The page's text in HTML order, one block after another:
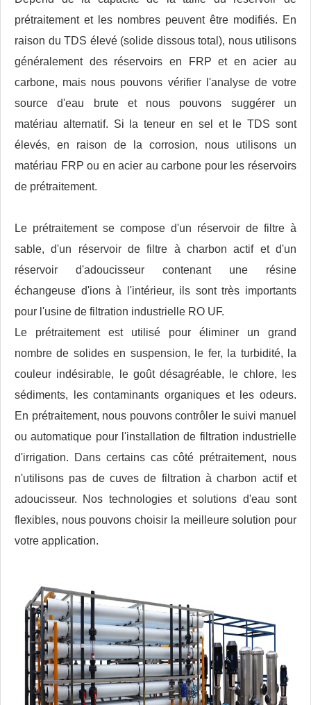
prétraitement et les nombres peuvent être modifiés. En
raison du TDS élevé (solide dissous total), nous utilisons
généralement des réservoirs en FRP et en acier au
carbone, mais nous pouvons vérifier l'analyse de votre
source d'eau brute et nous pouvons suggérer un
matériau alternatif. Si la teneur en sel et le TDS sont
élevés, en raison de la corrosion, nous utilisons un
matériau FRP ou en acier au carbone pour les réservoirs
de prétraitement.
Le prétraitement se compose d'un réservoir de filtre à
sable, d'un réservoir de filtre à charbon actif et d'un
réservoir d'adoucisseur contenant une résine
échangeuse d'ions à l'intérieur, ils sont très importants
pour l'usine de filtration industrielle RO UF.
Le prétraitement est utilisé pour éliminer un grand
nombre de solides en suspension, le fer, la turbidité, la
couleur indésirable, le goût désagréable, le chlore, les
sédiments, les contaminants organiques et les odeurs.
En prétraitement, nous pouvons contrôler le suivi manuel
ou automatique pour l'installation de filtration industrielle
d'irrigation. Dans certains cas côté prétraitement, nous
n'utilisons pas de cuves de filtration à charbon actif et
adoucisseur. Nos technologies et solutions d'eau sont
flexibles, nous pouvons choisir la meilleure solution pour
votre application.